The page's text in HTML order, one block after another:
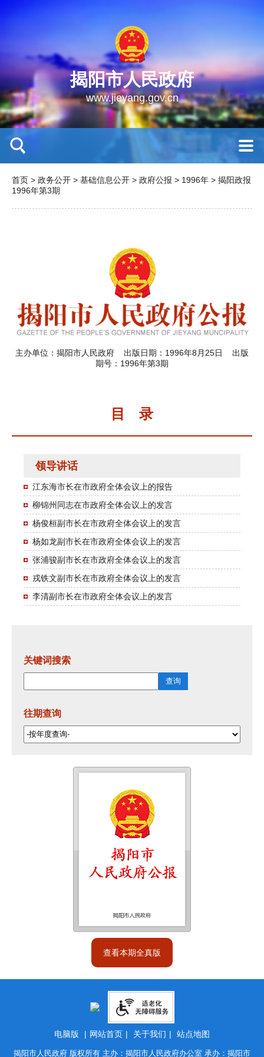
揭阳市人民政府
www.jieyang.gov.cn
首页 > 政务公开 > 基础信息公开 > 政府公报 > 1996年 > 揭阳政报
1996年第3期
主办单位：揭阳市人民政府 出版日期：1996年8月25日 出版
期号：1996年第3期
目 录
领导讲话
江东海市长在市政府全体会议上的报告
柳锦州同志在市政府全体会议上的发言
杨俊桓副市长在市政府全体会议上的发言
杨如龙副市长在市政府全体会议上的发言
张浦骏副市长在市政府全体会议上的发言
戎铁文副市长在市政府全体会议上的发言
李清副市长在市政府全体会议上的发言
关键词搜索
往期查询
查看本期全真版
电脑版 | 网站首页 | 关于我们 | 站点地图
揭阳市人民政府 版权所有 主办：揭阳市人民政府办公室 承办：揭阳市